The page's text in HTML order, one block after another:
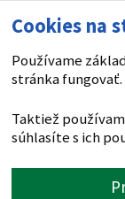
Cookies na
Používame
stránka fungovať.
Taktiež
súhlasíte s ich